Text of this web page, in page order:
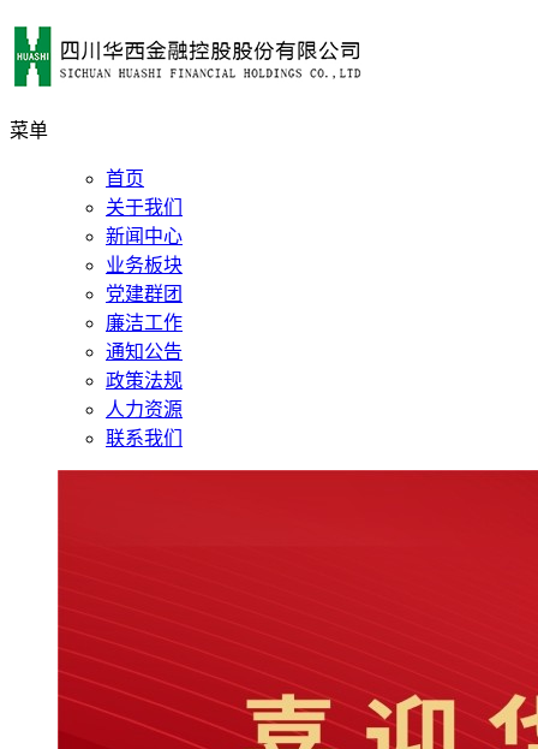
菜单
首页
关于我们
新闻中心
业务板块
党建群团
廉洁工作
通知公告
政策法规
人力资源
联系我们